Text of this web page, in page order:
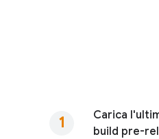
Carica
build pre-